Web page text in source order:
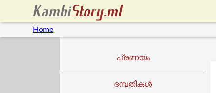
Home
പ്രണയം
ദമ്പതികൾ